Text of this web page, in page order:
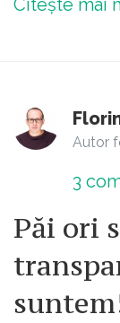
Citește mai
Autor
3
Păi ori